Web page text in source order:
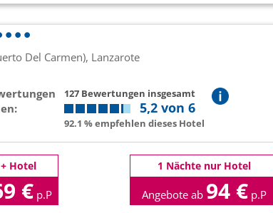
Del Carmen), Lanzarote
127 Bewertungen insgesamt
5,2 von 6
92.1 % empfehlen dieses Hotel
Hotel
€ p.P
1 Nächte nur Hotel
Angebote ab 94 € p.P